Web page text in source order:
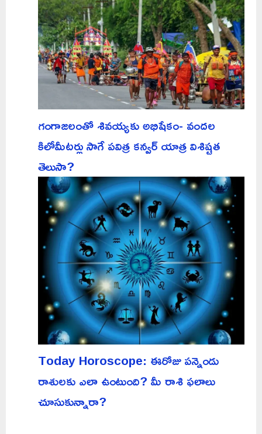
గంగాజలంతో శివయ్యకు అభిషేకం- వందల
కిలోమీటర్లు సాగే పవిత్ర కన్వర్ యాత్ర విశిష్టత
తెలుసా?
Today Horoscope: ఈరోజు పన్నెండు
రాశులకు ఎలా ఉంటుంది? మీ రాశి ఫలాలు
చూసుకున్నారా?